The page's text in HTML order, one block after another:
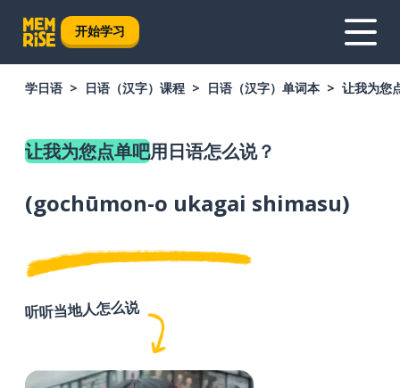
开始学习
学日语 日语（汉字）课程 日语（汉字）单词本 让我为您
让我为您点单吧用日语怎么说？
(gochūmon-o ukagai shimasu)
听听当地人怎么说